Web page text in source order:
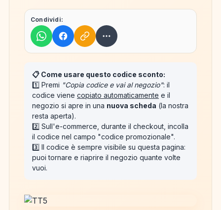
Condividi:
📋 Come usare questo codice sconto:
1️⃣ Premi "Copia codice e vai al negozio": il
codice viene copiato automaticamente e il
negozio si apre in una nuova scheda (la nostra
resta aperta).
2️⃣ Sull'e-commerce, durante il checkout, incolla
il codice nel campo "codice promozionale".
3️⃣ Il codice è sempre visibile su questa pagina:
puoi tornare e riaprire il negozio quante volte
vuoi.